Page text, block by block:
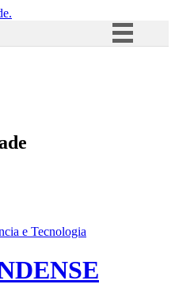
Acesso à informação
e Tecnologia